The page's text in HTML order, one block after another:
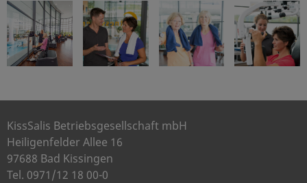
KissSalis Betriebsgesellschaft mbH
Heiligenfelder Allee 16
97688 Bad Kissingen
Tel. 0971/12 18 00-0